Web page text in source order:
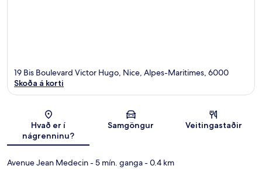
Kort
19 Bis Boulevard Victor Hugo, Nice, Alpes-Maritimes, 6000
Skoða á korti
Hvað er í
nágrenninu?
Samgöngur Veitingastaðir
Avenue Jean Medecin- 5 mín. ganga- 0.4 km